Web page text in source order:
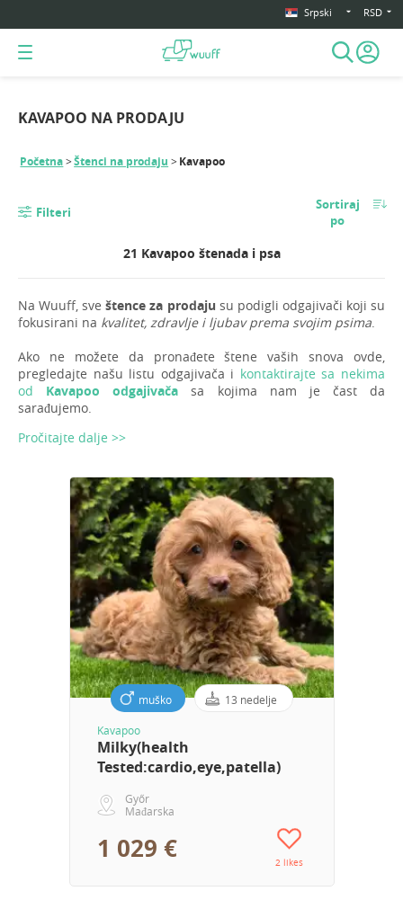
Srpski RSD
KAVAPOO NA PRODAJU
Početna Štenci na prodaju Kavapoo
Filteri
Sortiraj
po
21 Kavapoo štenada i psa
Na Wuuff, sveštence za prodaju su podigli odgajivači koji su
fokusirani na kvalitet, zdravlje i ljubav prema svojim psima.
Ako ne možete da pronađete štene vaših snova ovde,
pregledajte našu listu odgajivača i kontaktirajte sa nekima
od Kavapoo odgajivača sa kojima nam je čast da
sarađujemo.
Pročitajte dalje >>
muško 13 nedelje
Kavapoo
Milky(health
Tested:cardio,eye,patella)
Győr
Mađarska
1 029 € 2 likes